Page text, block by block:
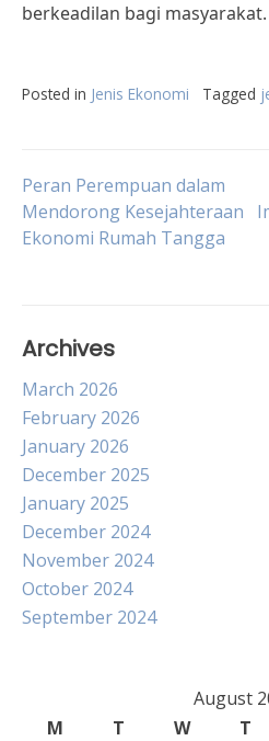
berkeadilan bagi masyarakat.
Posted in Jenis Ekonomi Tagged
Post
navigation
Peran Perempuan dalam
Mendorong Kesejahteraan
Ekonomi Rumah Tangga
Archives
March 2026
February 2026
January 2026
December 2025
January 2025
December 2024
November 2024
October 2024
September 2024
August
M
T W T